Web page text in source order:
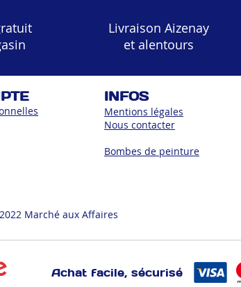
Livraison Aizenay
et alentours
INFOS
Mentions légales
Nous contacter
Bombes de peinture
Marché aux Affaires
Achat facile, sécurisé